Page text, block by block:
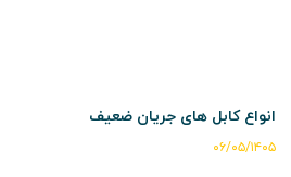
انواع کابل های جریان ضعیف
۰۶/۰۵/۱۴۰۵